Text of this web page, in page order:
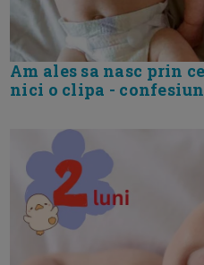
Am ales sa nasc prin
nici o clipa -